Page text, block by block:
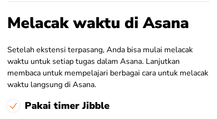
Melacak waktu di Asana
Setelah ekstensi terpasang, Anda bisa mulai melacak
waktu untuk setiap tugas dalam Asana. Lanjutkan
membaca untuk mempelajari berbagai cara untuk melacak
waktu langsung di Asana.
Pakai timer Jibble